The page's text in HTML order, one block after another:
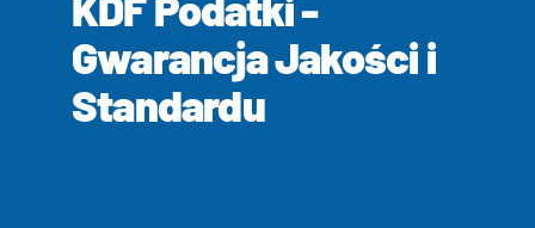
Gwarancja Jakości i
Standardu